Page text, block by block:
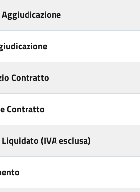
Contratto
Contratto
(IVA esclusa)